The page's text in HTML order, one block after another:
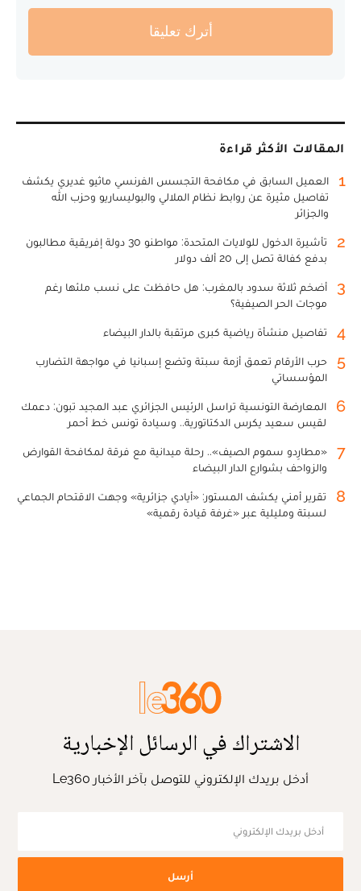
أترك تعليقا
المقالات الأكثر قراءة
1
العميل السابق في مكافحة التجسس الفرنسي ماثيو غديري يكشف
تفاصيل مثيرة عن روابط نظام الملالي والبوليساريو وحزب الله
والجزائر
2
تأشيرة الدخول للولايات المتحدة: مواطنو 30 دولة إفريقية مطالبون
بدفع كفالة تصل إلى 20 ألف دولار
3
أضخم ثلاثة سدود بالمغرب: هل حافظت على نسب ملئها رغم
موجات الحر الصيفية؟
4 تفاصيل منشأة رياضية كبرى مرتقبة بالدار البيضاء
5
حرب الأرقام تعمق أزمة سبتة وتضع إسبانيا في مواجهة التضارب
المؤسساتي
6
المعارضة التونسية تراسل الرئيس الجزائري عبد المجيد تبون: دعمك
لقيس سعيد يكرس الدكتاتورية.. وسيادة تونس خط أحمر
7
«مطارِدو سموم الصيف».. رحلة ميدانية مع فرقة لمكافحة القوارض
والزواحف بشوارع الدار البيضاء
8
تقرير أمني يكشف المستور: «أيادي جزائرية» وجهت الاقتحام الجماعي
لسبتة ومليلية عبر «غرفة قيادة رقمية»
الاشتراك في الرسائل الإخبارية
أدخل بريدك الإلكتروني للتوصل بآخر الأخبار Le360
أرسل